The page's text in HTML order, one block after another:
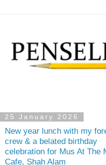
25 January 2026
New year lunch with my
crew & a belated birthday
celebration for Mus At The
Cafe, Shah Alam